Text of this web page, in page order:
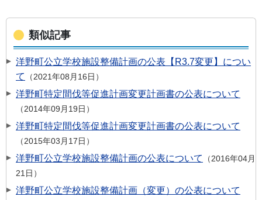
類似記事
洋野町公立学校施設整備計画の公表【R3.7変更】につい
て
2021年08月16日
洋野町特定間伐等促進計画変更計画書の公表について
2014年09月19日
洋野町特定間伐等促進計画変更計画書の公表について
2015年03月17日
洋野町公立学校施設整備計画の公表について
2016年04月
21日
洋野町公立学校施設整備計画（変更）の公表について